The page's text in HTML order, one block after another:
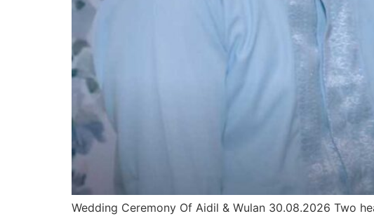
Wedding Ceremony Of Aidil & Wulan 30.08.2026 Two